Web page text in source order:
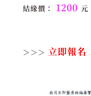
結緣價： 1200 元
＞＞＞ 立即報名